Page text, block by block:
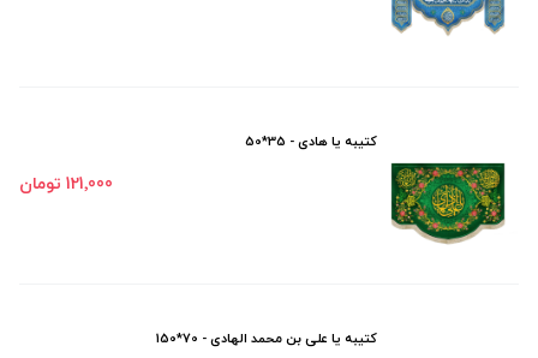
کتیبه یا هادی - 35*50
121٬000 تومان
کتیبه یا علی بن محمد الهادی - 70*150